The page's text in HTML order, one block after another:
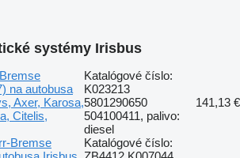
systémy Irisbus
na autobusa
Axer, Karosa,
Citelis,
Katalógové číslo:
K023213
5801290650
504100411, palivo:
diesel
141,13 €
Bremse
Katalógové číslo: